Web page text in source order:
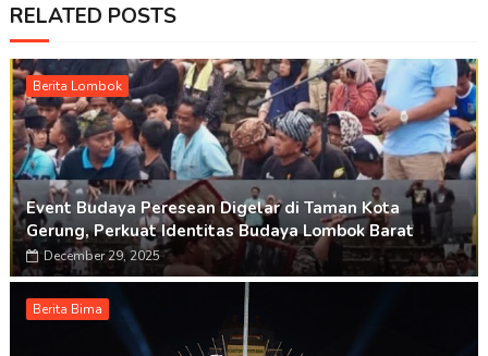
RELATED POSTS
Berita Lombok
Event Budaya Peresean Digelar di Taman Kota
Gerung, Perkuat Identitas Budaya Lombok Barat
December 29, 2025
Berita Bima